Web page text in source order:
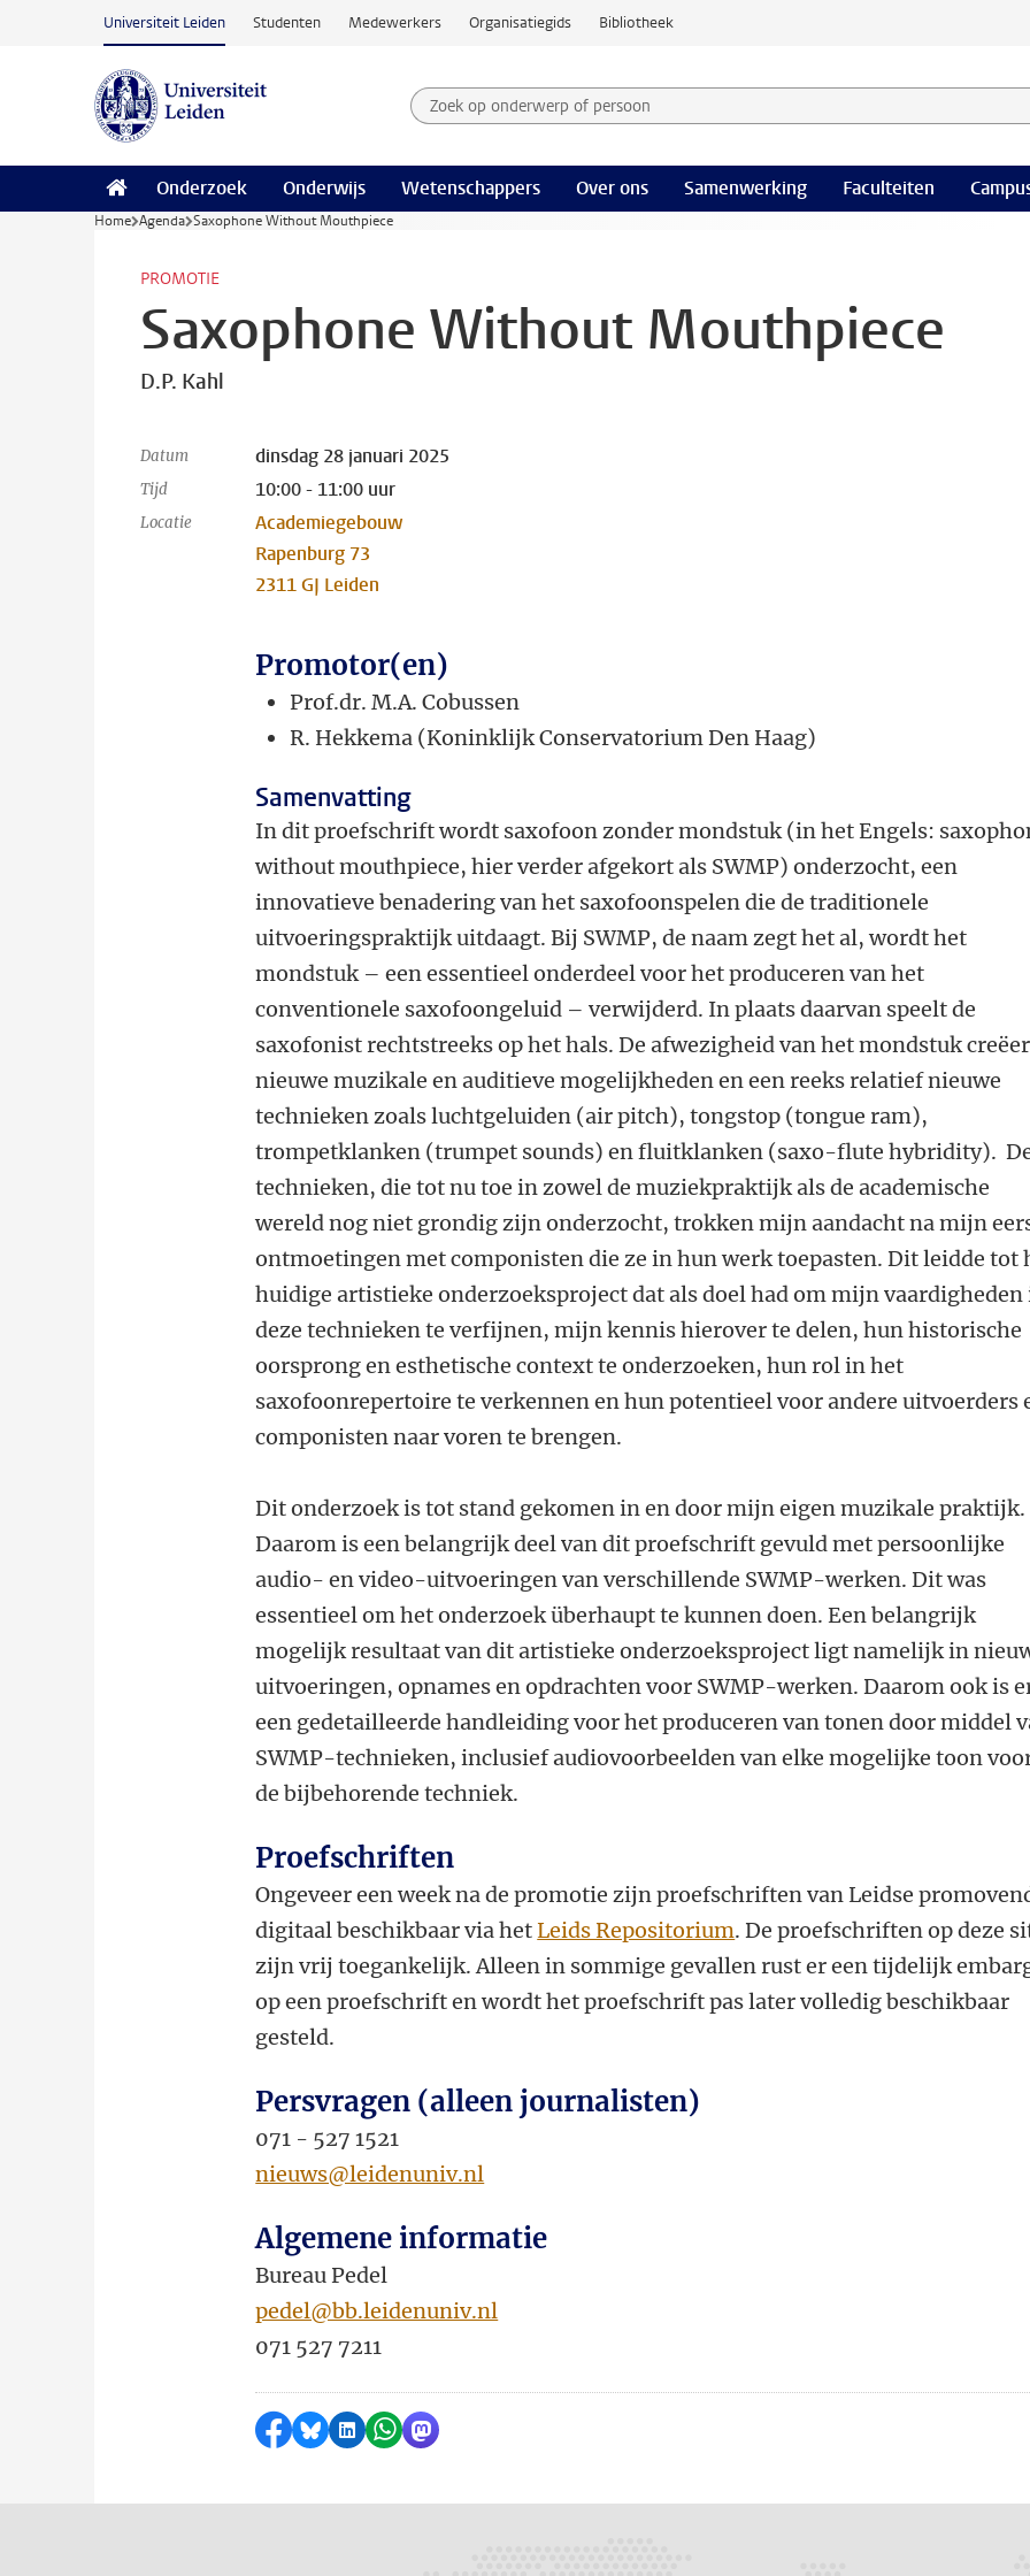
Ga naar hoofdinhoud
Universiteit Leiden Studenten Medewerkers Organisatiegids Bibliotheek
Zoek op onderwerp of persoon en selecteer categorie
Zoekterm
Onderzoek Onderwijs Wetenschappers Over ons Samenwerking Faculteiten
Home Agenda Saxophone Without Mouthpiece
PROMOTIE
Saxophone Without Mouthpiece
D.P. Kahl
Datum dinsdag 28 januari 2025
Tijd 10:00 - 11:00 uur
Locatie
Academiegebouw
Rapenburg 73
2311 GJ Leiden
Promotor(en)
Prof.dr. M.A. Cobussen
R. Hekkema (Koninklijk Conservatorium Den Haag)
Samenvatting
In dit proefschrift wordt saxofoon zonder mondstuk (in het Engels:
without mouthpiece, hier verder afgekort als SWMP) onderzocht, een
innovatieve benadering van het saxofoonspelen die de traditionele
uitvoeringspraktijk uitdaagt. Bij SWMP, de naam zegt het al, wordt het
mondstuk – een essentieel onderdeel voor het produceren van het
conventionele saxofoongeluid – verwijderd. In plaats daarvan speelt de
saxofonist rechtstreeks op het hals. De afwezigheid van het mondstuk
nieuwe muzikale en auditieve mogelijkheden en een reeks relatief nieuwe
technieken zoals luchtgeluiden (air pitch), tongstop (tongue ram),
trompetklanken (trumpet sounds) en fluitklanken (saxo-flute hybridity).
technieken, die tot nu toe in zowel de muziekpraktijk als de academische
wereld nog niet grondig zijn onderzocht, trokken mijn aandacht na mijn
ontmoetingen met componisten die ze in hun werk toepasten. Dit leidde tot
huidige artistieke onderzoeksproject dat als doel had om mijn vaardigheden
deze technieken te verfijnen, mijn kennis hierover te delen, hun historische
oorsprong en esthetische context te onderzoeken, hun rol in het
saxofoonrepertoire te verkennen en hun potentieel voor andere uitvoerders
componisten naar voren te brengen.
Dit onderzoek is tot stand gekomen in en door mijn eigen muzikale praktijk.
Daarom is een belangrijk deel van dit proefschrift gevuld met persoonlijke
audio- en video-uitvoeringen van verschillende SWMP-werken. Dit was
essentieel om het onderzoek überhaupt te kunnen doen. Een belangrijk
mogelijk resultaat van dit artistieke onderzoeksproject ligt namelijk in
uitvoeringen, opnames en opdrachten voor SWMP-werken. Daarom ook is
een gedetailleerde handleiding voor het produceren van tonen door middel
SWMP-technieken, inclusief audiovoorbeelden van elke mogelijke toon
de bijbehorende techniek.
Proefschriften
Ongeveer een week na de promotie zijn proefschriften van Leidse
digitaal beschikbaar via hetLeids Repositorium. De proefschriften op deze
zijn vrij toegankelijk. Alleen in sommige gevallen rust er een tijdelijk
op een proefschrift en wordt het proefschrift pas later volledig beschikbaar
gesteld.
Persvragen (alleen journalisten)
071 - 527 1521
nieuws@leidenuniv.nl
Algemene informatie
Bureau Pedel
pedel@bb.leidenuniv.nl
071 527 7211
Delen op Facebook
Delen via Bluesky
Delen op LinkedIn
Delen via WhatsApp
Delen via Mastodon